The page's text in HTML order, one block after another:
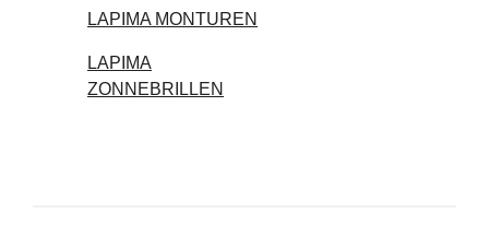
LAPIMA MONTUREN
LAPIMA
ZONNEBRILLEN